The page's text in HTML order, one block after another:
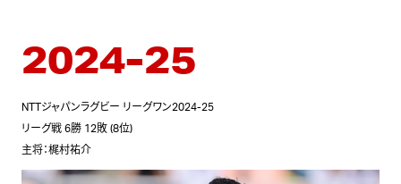
2024-25
NTTジャパンラグビー リーグワン2024-25
リーグ戦 6勝 12敗 (8位)
主将：梶村祐介